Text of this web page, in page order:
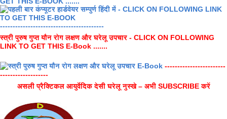
-----------------------------------------
स्त्री पुरुष गुप्त यौन रोग लक्षण और घरेलू उपचार - CLICK ON FOLLOWING
LINK TO GET THIS E-Book .......
------------------------
-------------------
असली प्रैक्टिकल आयुर्वेदिक देसी घरेलू नुस्खे – अभी SUBSCRIBE करें